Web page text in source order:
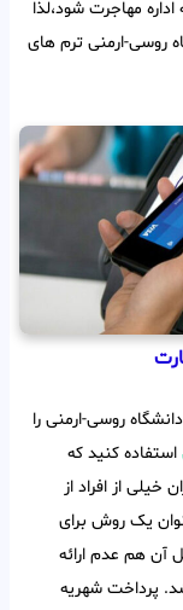
مهاجرت شود،لذا
روسی-ارمنی ترم های
دانشگاه روسی-ارمنی را
استفاده کنید که
خیلی از افراد از
یک روش برای
آن هم عدم ارائه
پرداخت شهریه